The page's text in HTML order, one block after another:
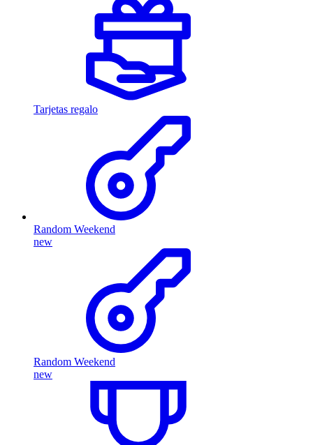
Tarjetas regalo
Random Weekend
new
Random Weekend
new